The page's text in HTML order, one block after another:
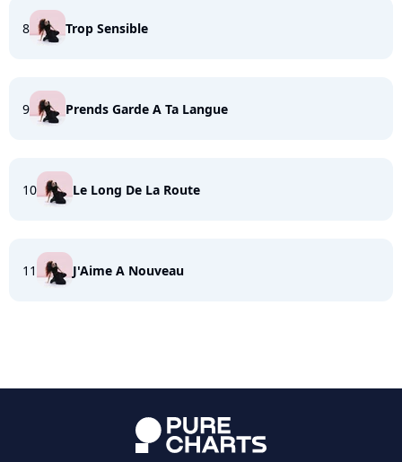
8 Trop Sensible
9 Prends Garde A Ta Langue
10 Le Long De La Route
11 J'Aime A Nouveau